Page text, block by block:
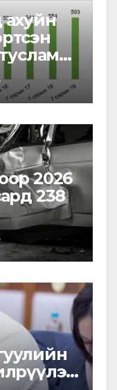
ахуйн
2026
238